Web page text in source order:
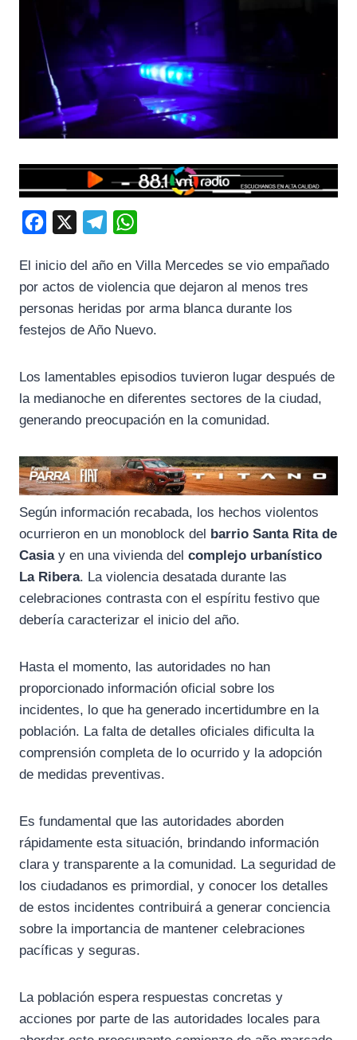
c
e
b
o
l
e
g
a
t
s
El inicio del año en Villa Mercedes se vio empañado
por actos de violencia que dejaron al menos tres
personas heridas por arma blanca durante los
festejos de Año Nuevo.
Los lamentables episodios tuvieron lugar después de
la medianoche en diferentes sectores de la ciudad,
generando preocupación en la comunidad.
Según información recabada, los hechos violentos
ocurrieron en un monoblock del barrio Santa Rita de
Casiay en una vivienda del complejo urbanístico
La Ribera. La violencia desatada durante las
celebraciones contrasta con el espíritu festivo que
debería caracterizar el inicio del año.
Hasta el momento, las autoridades no han
proporcionado información oficial sobre los
incidentes, lo que ha generado incertidumbre en la
población. La falta de detalles oficiales dificulta la
comprensión completa de lo ocurrido y la adopción
de medidas preventivas.
Es fundamental que las autoridades aborden
rápidamente esta situación, brindando información
clara y transparente a la comunidad. La seguridad de
los ciudadanos es primordial, y conocer los detalles
de estos incidentes contribuirá a generar conciencia
sobre la importancia de mantener celebraciones
pacíficas y seguras.
La población espera respuestas concretas y
acciones por parte de las autoridades locales para